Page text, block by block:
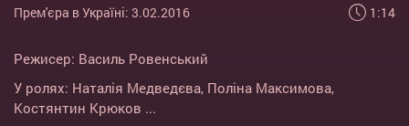
Прем'єра в Україні: 3.02.2016
1:14
Режисер: Василь Ровенський
У ролях: Наталія Медведєва, Поліна Максимова,
Костянтин Крюков ...